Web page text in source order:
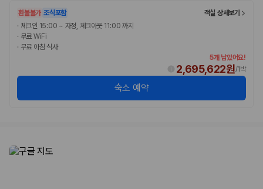
환불불가 조식포함
객실 상세보기
· 체크인 15:00 ~ 자정, 체크아웃 11:00 까지
· 무료 WiFi
· 무료 아침 식사
5개 남았어요!
2,695,622원/1박
숙소 예약